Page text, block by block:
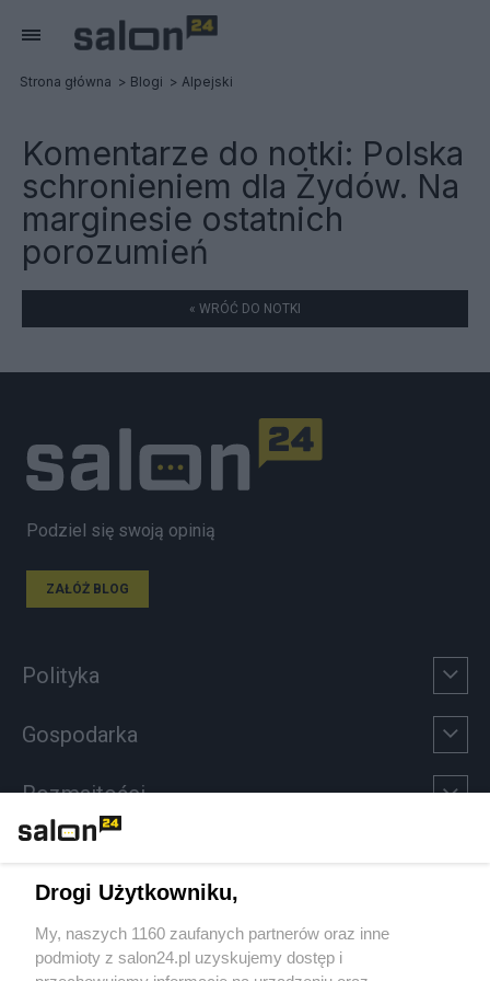
Strona główna Blogi Alpejski
Komentarze do notki: Polska
schronieniem dla Żydów. Na
marginesie ostatnich
porozumień
« WRÓĆ DO NOTKI
Podziel się swoją opinią
ZAŁÓŻ BLOG
Polityka
Gospodarka
Rozmaitości
Sport
Społeczeństwo
Drogi Użytkowniku,
My, naszych 1160 zaufanych partnerów oraz inne
podmioty z salon24.pl uzyskujemy dostęp i